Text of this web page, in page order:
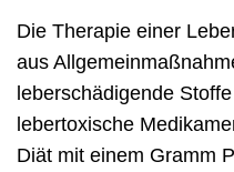
Die Therapie einer
aus
leberschädigende
lebertoxische
Diät mit einem Gramm